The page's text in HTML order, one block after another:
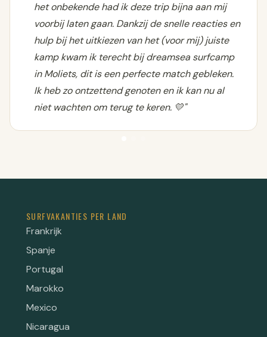
het onbekende had ik deze trip bijna aan mij
voorbij laten gaan. Dankzij de snelle reacties en
hulp bij het uitkiezen van het (voor mij) juiste
kamp kwam ik terecht bij dreamsea surfcamp
in Moliets, dit is een perfecte match gebleken.
Ik heb zo ontzettend genoten en ik kan nu al
niet wachten om terug te keren. 💛"
SURFVAKANTIES PER LAND
Frankrijk
Spanje
Portugal
Marokko
Mexico
Nicaragua